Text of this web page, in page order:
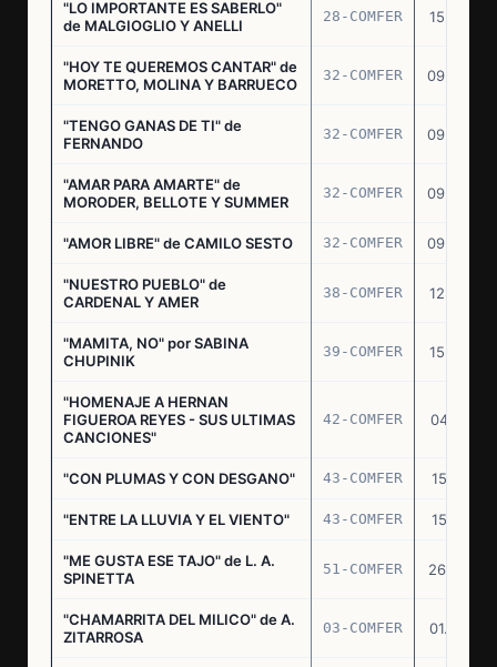
"LO IMPORTANTE ES SABERLO"
de MALGIOGLIO Y ANELLI
28-COMFER 15.07.76
"HOY TE QUEREMOS CANTAR" de
MORETTO, MOLINA Y BARRUECO
32-COMFER 09.09.76
"TENGO GANAS DE TI" de
FERNANDO
32-COMFER 09.09.76
"AMAR PARA AMARTE" de
MORODER, BELLOTE Y SUMMER
32-COMFER 09.09.76
"AMOR LIBRE" de CAMILO SESTO 32-COMFER 09.09.76
"NUESTRO PUEBLO" de
CARDENAL Y AMER
38-COMFER 12.10.76
"MAMITA, NO" por SABINA
CHUPINIK
39-COMFER 15.10.76
"HOMENAJE A HERNAN
FIGUEROA REYES - SUS ULTIMAS
CANCIONES"
42-COMFER 04.11.76
"CON PLUMAS Y CON DESGANO" 43-COMFER 15.11.76
"ENTRE LA LLUVIA Y EL VIENTO" 43-COMFER 15.11.76
"ME GUSTA ESE TAJO" de L. A.
SPINETTA
51-COMFER 26.12.76
"CHAMARRITA DEL MILICO" de A.
ZITARROSA
03-COMFER 01.02.77